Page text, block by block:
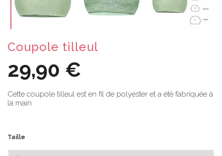
Coupole tilleul
29,90 €
Cette coupole tilleul est en fil de polyester et a été fabriquée à
la main.
Taille